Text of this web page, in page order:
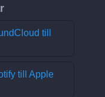
till
till Apple